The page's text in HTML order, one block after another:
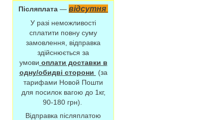
Післяплата — відсутня
У разі неможливості
сплатити повну суму
замовлення, відправка
здійснюється за
умови оплати доставки в
одну/обидві сторони
(за
тарифами Новой Пошти
для посилок вагою до 1кг,
90-180 грн).
Відправка післяплатою